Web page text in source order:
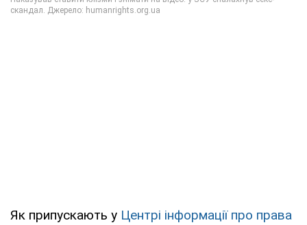
Як припускають у Центрі інформації про права